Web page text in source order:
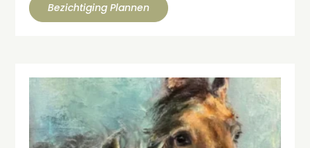
Bezichtiging Plannen